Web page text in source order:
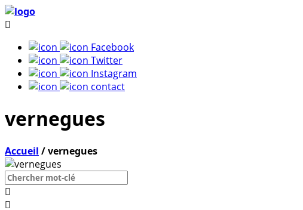
Facebook
Twitter
Instagram
contact
vernegues
Accueil /vernegues